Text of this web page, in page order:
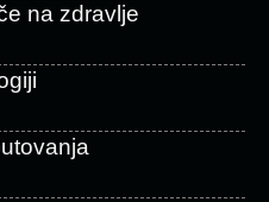
na zdravlje